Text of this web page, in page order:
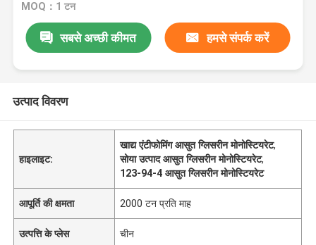
MOQ：1 टन
सबसे अच्छी कीमत हमसे संपर्क करें
उत्पाद विवरण
हाइलाइट:
खाद्य एंटीफोमिंग आसुत ग्लिसरीन मोनोस्टियरेट,
सोया उत्पाद आसुत ग्लिसरीन मोनोस्टियरेट,
123-94-4 आसुत ग्लिसरीन मोनोस्टियरेट
आपूर्ति की क्षमता 2000 टन प्रति माह
उत्पत्ति के प्लेस चीन